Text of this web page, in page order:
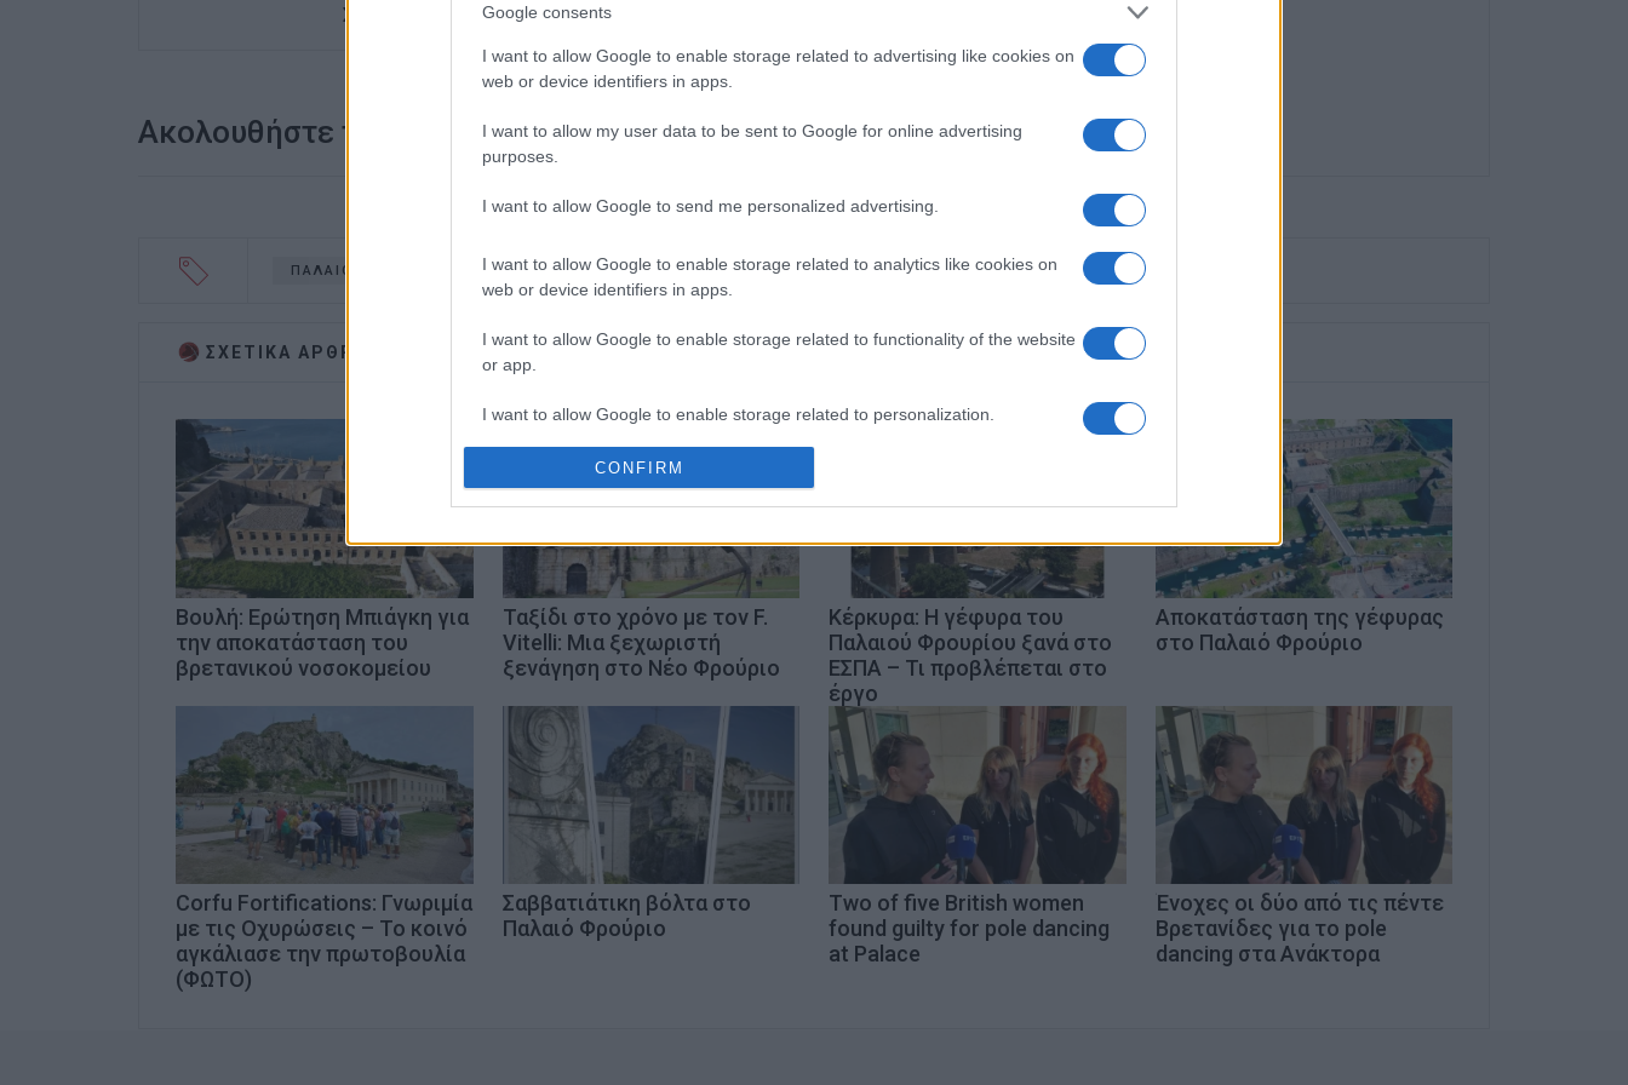
Google consents
I want to allow Google to enable storage related to advertising like cookies on
web or device identifiers in apps.
I want to allow my user data to be sent to Google for online advertising
purposes.
I want to allow Google to send me personalized advertising.
I want to allow Google to enable storage related to analytics like cookies on
web or device identifiers in apps.
I want to allow Google to enable storage related to functionality of the website
or app.
I want to allow Google to enable storage related to personalization.
I want to allow Google to enable storage related to security, including
CONFIRM
Στρατηγικές Σπουδές.
Ακολουθήστε το enimerosi στοFacebook
ΠΑΛΑΙΟ ΦΡΟΥΡΙΟ POLE DANCING ΕΙΣΑΓΓΕΛΕΑΣ ΔΙΚΗΓΟΡΟΣ
ΣΧΕΤΙΚA AΡΘΡΑ
Βουλή: Ερώτηση Μπιάγκη για
την αποκατάσταση του
βρετανικού νοσοκομείου
Ταξίδι στο χρόνο με τον F.
Vitelli: Μια ξεχωριστή
ξενάγηση στο Νέο Φρούριο
Κέρκυρα: Η γέφυρα του
Παλαιού Φρουρίου ξανά στο
ΕΣΠΑ – Τι προβλέπεται στο
έργο
Αποκατάσταση της γέφυρας
στο Παλαιό Φρούριο
Corfu Fortifications: Γνωριμία
με τις Οχυρώσεις – Το κοινό
αγκάλιασε την πρωτοβουλία
(ΦΩΤΟ)
Σαββατιάτικη βόλτα στο
Παλαιό Φρούριο
Two of five British women
found guilty for pole dancing
at Palace
Ένοχες οι δύο από τις πέντε
Βρετανίδες για το pole
dancing στα Ανάκτορα